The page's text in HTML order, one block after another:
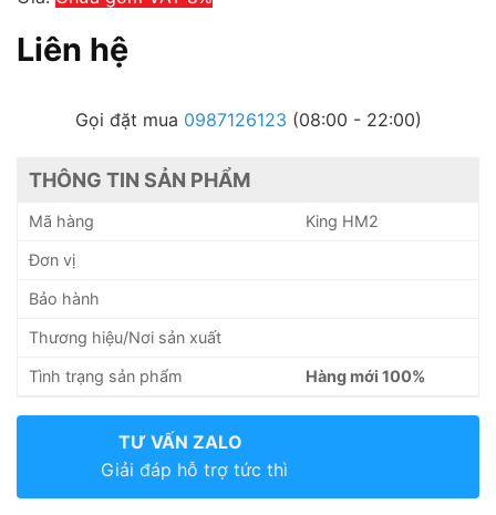
Liên hệ
Gọi đặt mua 0987126123 (08:00 - 22:00)
THÔNG TIN SẢN PHẨM
Mã hàng King HM2
Đơn vị
Bảo hành
Thương hiệu/Nơi sản xuất
Tình trạng sản phẩm Hàng mới 100%
TƯ VẤN ZALO
Giải đáp hỗ trợ tức thì